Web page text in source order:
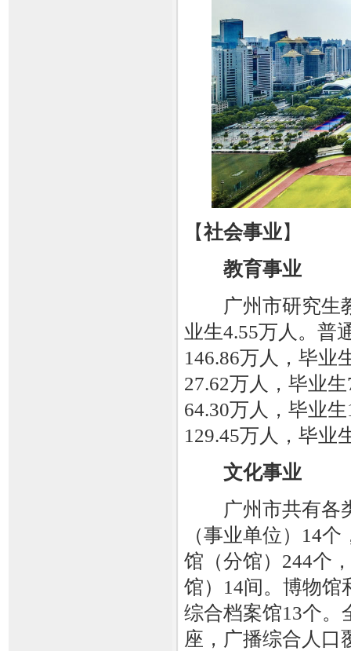
【社会事业】
教育事业
广州市研究生教
业生4.55万人。普
146.86万人，毕业
27.62万人，毕业
64.30万人，毕业
129.45万人，毕业
文化事业
广州市共有各
（事业单位）14
馆（分馆）244个
馆）14间。博物馆
综合档案馆13个。
座，广播综合人口